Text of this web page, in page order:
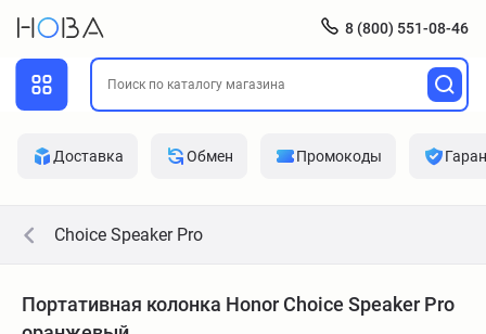
8 (800) 551-08-46
Доставка Обмен Промокоды
Choice Speaker Pro
Портативная колонка Honor Choice Speaker Pro